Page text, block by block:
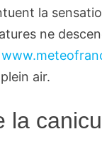
la
ne
air.
la